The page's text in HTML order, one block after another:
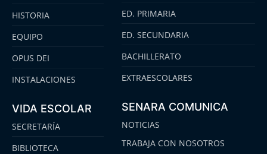
HISTORIA
EQUIPO
OPUS DEI
INSTALACIONES
VIDA ESCOLAR
SECRETARÍA
BIBLIOTECA
ED. PRIMARIA
ED. SECUNDARIA
BACHILLERATO
EXTRAESCOLARES
SENARA COMUNICA
NOTICIAS
TRABAJA CON NOSOTROS